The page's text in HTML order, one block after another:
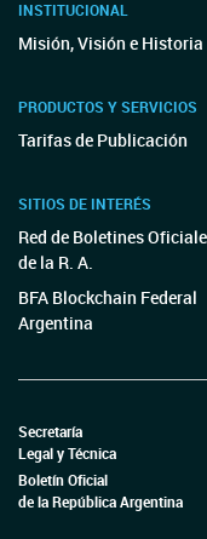
INSTITUCIONAL
Misión, Visión e Historia
PRODUCTOS Y SERVICIOS
Tarifas de Publicación
SITIOS DE INTERÉS
Red de Boletines
de la R. A.
BFA Blockchain Federal
Argentina
Secretaría
Legal y Técnica
Boletín Oficial
de la República Argentina